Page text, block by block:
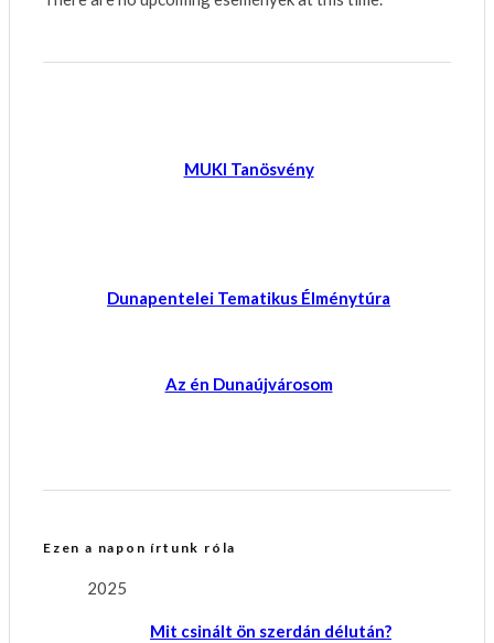
MUKI Tanösvény
Dunapentelei Tematikus Élménytúra
Az én Dunaújvárosom
Ezen a napon írtunk róla
2025
Mit csinált ön szerdán délután?